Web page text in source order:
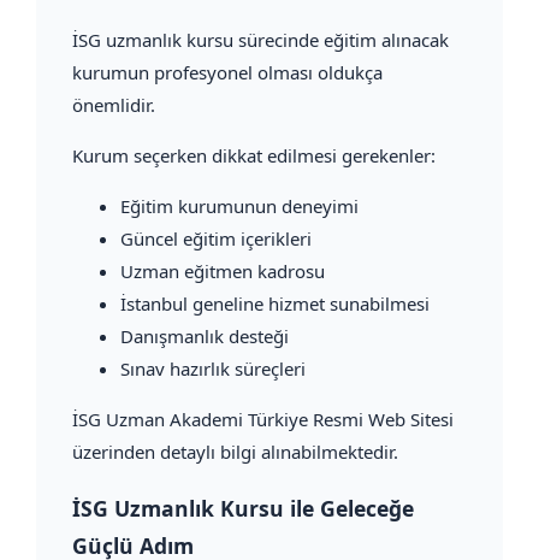
İSG uzmanlık kursu sürecinde eğitim alınacak
kurumun profesyonel olması oldukça
önemlidir.
Kurum seçerken dikkat edilmesi gerekenler:
Eğitim kurumunun deneyimi
Güncel eğitim içerikleri
Uzman eğitmen kadrosu
İstanbul geneline hizmet sunabilmesi
Danışmanlık desteği
Sınav hazırlık süreçleri
İSG Uzman Akademi Türkiye Resmi Web Sitesi
üzerinden detaylı bilgi alınabilmektedir.
İSG Uzmanlık Kursu ile Geleceğe
Güçlü Adım